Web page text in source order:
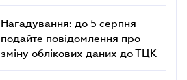
Нагадування: до 5 серпня
подайте повідомлення про
зміну облікових даних до ТЦК